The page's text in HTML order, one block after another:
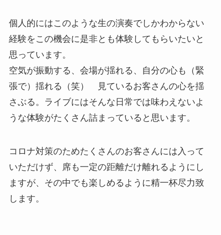
個人的にはこのような生の演奏でしかわからない
経験をこの機会に是非とも体験してもらいたいと
思っています。
空気が振動する、会場が揺れる、自分の心も（緊
張で）揺れる（笑） 見ているお客さんの心を揺
さぶる。ライブにはそんな日常では味わえないよ
うな体験がたくさん詰まっていると思います。
コロナ対策のためたくさんのお客さんには入って
いただけず、席も一定の距離だけ離れるようにし
ますが、その中でも楽しめるように精一杯尽力致
します。